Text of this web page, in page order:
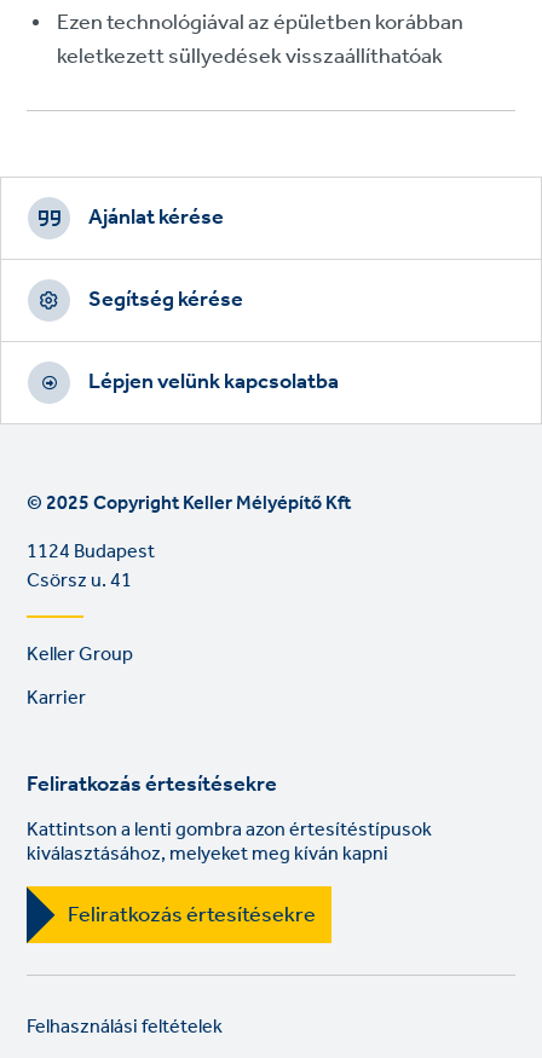
Ezen technológiával az épületben korábban
keletkezett süllyedések visszaállíthatóak
Footer
CTAs
Ajánlat kérése
Segítség kérése
Lépjen velünk kapcsolatba
© 2025 Copyright Keller Mélyépítő Kft
1124 Budapest
Csörsz u. 41
Footer
links
Keller Group
Karrier
Feliratkozás értesítésekre
Kattintson a lenti gombra azon értesítéstípusok
kiválasztásához, melyeket meg kíván kapni
Feliratkozás értesítésekre
Legal
Felhasználási feltételek